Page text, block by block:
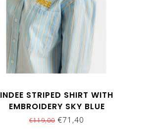
INDEE STRIPED SHIRT WITH
EMBROIDERY SKY BLUE
€119,00€71,40